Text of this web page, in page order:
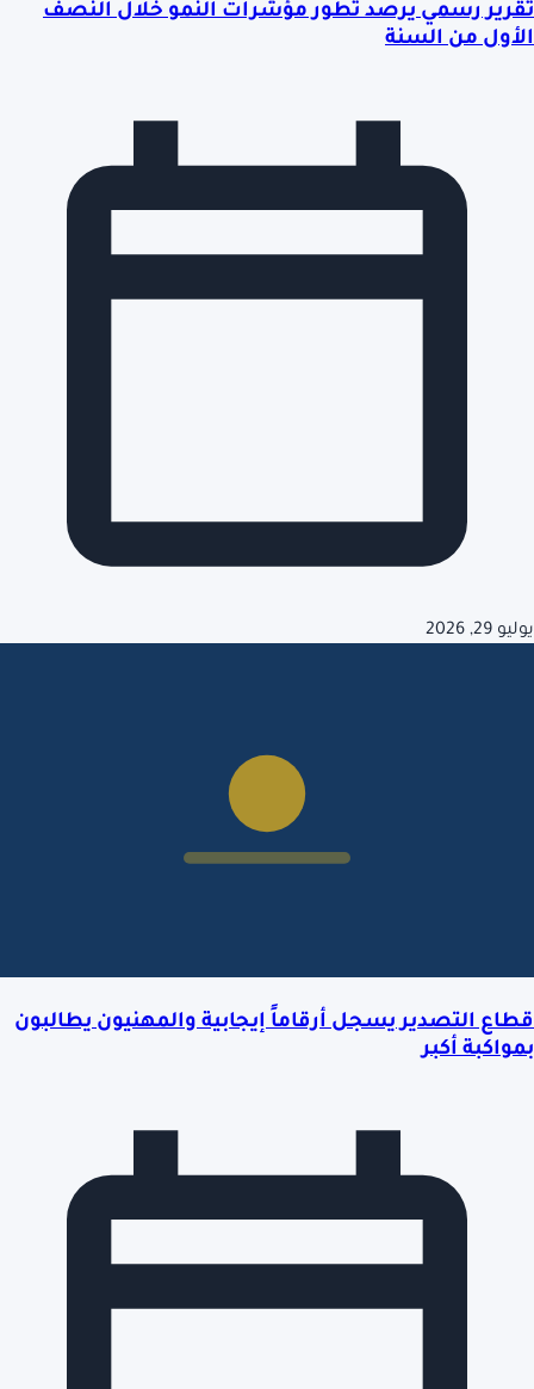
تقرير رسمي يرصد تطور مؤشرات النمو خلال النصف
الأول من السنة
يوليو 29, 2026
قطاع التصدير يسجل أرقاماً إيجابية والمهنيون يطالبون
بمواكبة أكبر